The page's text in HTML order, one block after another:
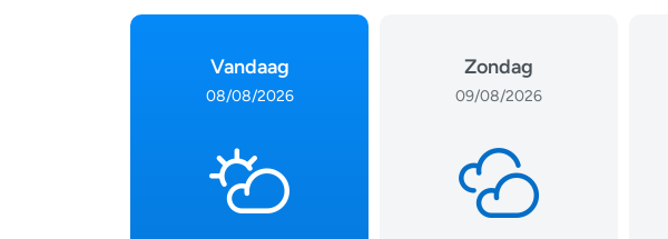
Vandaag
08/08/2026
Zondag
09/08/2026